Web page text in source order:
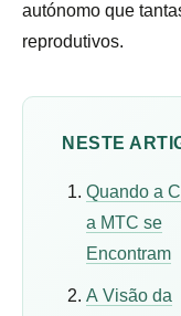
autónomo que
reprodutivos.
NESTE
Quando a
a MTC se
Encontram
A Visão da